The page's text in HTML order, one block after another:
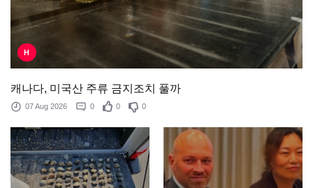
H
캐나다, 미국산 주류 금지조치 풀까
07 Aug 2026 0 0 0